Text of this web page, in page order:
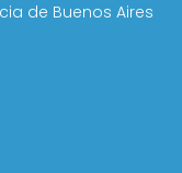
de Buenos Aires